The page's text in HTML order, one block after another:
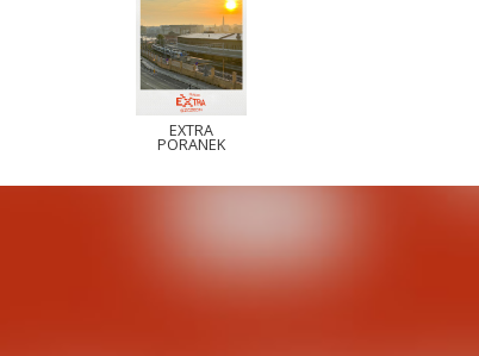
EXTRA
PORANEK